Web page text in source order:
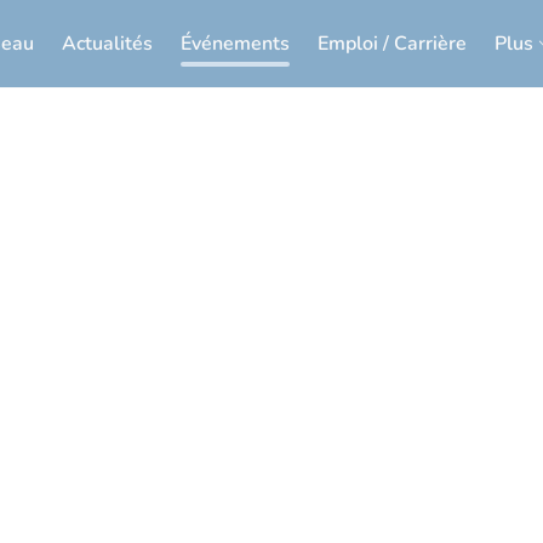
Actualités Événements Emploi / Carrière Plus